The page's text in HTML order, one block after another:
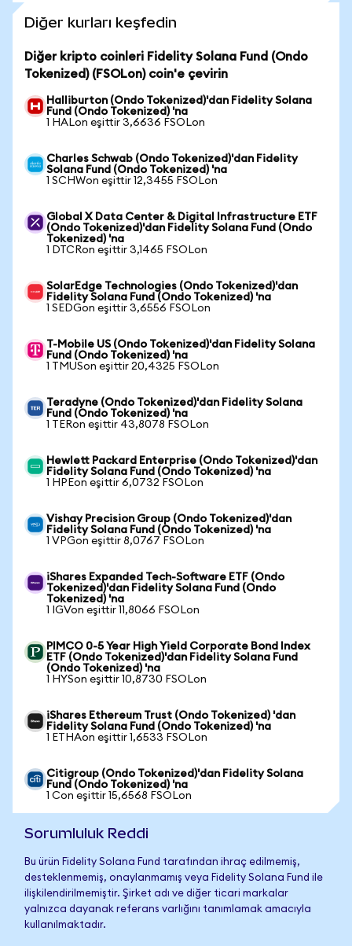
Diğer kurları keşfedin
Diğer kripto coinleri Fidelity Solana Fund (Ondo
Tokenized) (FSOLon) coin'e çevirin
Halliburton (Ondo Tokenized)'dan Fidelity Solana
Fund (Ondo Tokenized) 'na
1 HALon eşittir 3,6636 FSOLon
Charles Schwab (Ondo Tokenized)'dan Fidelity
Solana Fund (Ondo Tokenized) 'na
1 SCHWon eşittir 12,3455 FSOLon
Global X Data Center & Digital Infrastructure ETF
(Ondo Tokenized)'dan Fidelity Solana Fund (Ondo
Tokenized) 'na
1 DTCRon eşittir 3,1465 FSOLon
SolarEdge Technologies (Ondo Tokenized)'dan
Fidelity Solana Fund (Ondo Tokenized) 'na
1 SEDGon eşittir 3,6556 FSOLon
T-Mobile US (Ondo Tokenized)'dan Fidelity Solana
Fund (Ondo Tokenized) 'na
1 TMUSon eşittir 20,4325 FSOLon
Teradyne (Ondo Tokenized)'dan Fidelity Solana
Fund (Ondo Tokenized) 'na
1 TERon eşittir 43,8078 FSOLon
Hewlett Packard Enterprise (Ondo Tokenized)'dan
Fidelity Solana Fund (Ondo Tokenized) 'na
1 HPEon eşittir 6,0732 FSOLon
Vishay Precision Group (Ondo Tokenized)'dan
Fidelity Solana Fund (Ondo Tokenized) 'na
1 VPGon eşittir 8,0767 FSOLon
iShares Expanded Tech-Software ETF (Ondo
Tokenized)'dan Fidelity Solana Fund (Ondo
Tokenized) 'na
1 IGVon eşittir 11,8066 FSOLon
PIMCO 0-5 Year High Yield Corporate Bond Index
ETF (Ondo Tokenized)'dan Fidelity Solana Fund
(Ondo Tokenized) 'na
1 HYSon eşittir 10,8730 FSOLon
iShares Ethereum Trust (Ondo Tokenized) 'dan
Fidelity Solana Fund (Ondo Tokenized) 'na
1 ETHAon eşittir 1,6533 FSOLon
Citigroup (Ondo Tokenized)'dan Fidelity Solana
Fund (Ondo Tokenized) 'na
1 Con eşittir 15,6568 FSOLon
Sorumluluk Reddi
Bu ürün Fidelity Solana Fund tarafından ihraç edilmemiş,
desteklenmemiş, onaylanmamış veya Fidelity Solana Fund ile
ilişkilendirilmemiştir. Şirket adı ve diğer ticari markalar
yalnızca dayanak referans varlığını tanımlamak amacıyla
kullanılmaktadır.